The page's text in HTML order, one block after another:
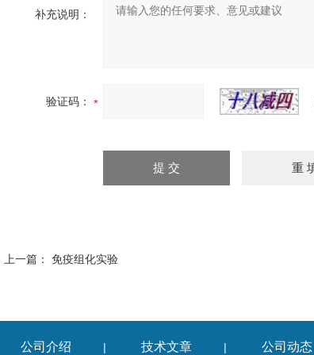
补充说明：
验证码：
上一篇： 免疫组化实验
公司介绍 | 技术文章 | 公司动态